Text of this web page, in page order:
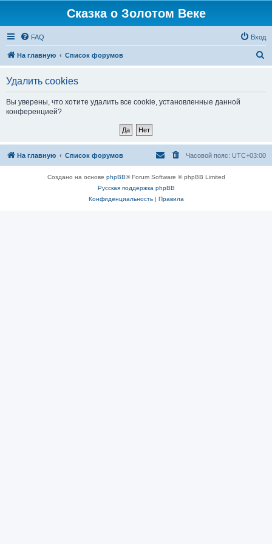
Сказка о Золотом Веке
FAQ Вход
На главную Список форумов
Удалить cookies
Вы уверены, что хотите удалить все cookie, установленные данной
конференцией?
На главную Список форумов Часовой пояс: UTC+03:00
Создано на основе phpBB® Forum Software © phpBB Limited
Русская поддержка phpBB
Конфиденциальность| Правила